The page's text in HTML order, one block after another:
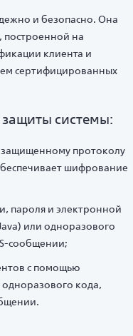
и безопасно. Она
построенной на
клиента и
сертифицированных
защиты системы:
защищенному протоколу
шифрование
пароля и электронной
или одноразового
сообщении;
с помощью
кода,